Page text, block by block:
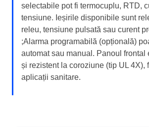
selectabile pot fi termocuplu, RTD,
tensiune. Ieșirile disponibile sunt
releu, tensiune pulsată sau curent
;Alarma programabilă (opțională)
automat sau manual. Panoul frontal
și rezistent la coroziune (tip UL 4X),
aplicații sanitare.